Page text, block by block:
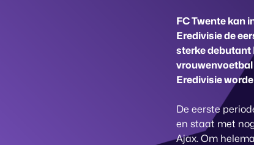
FC Twente kan
Eredivisie de
sterke debutant
vrouwenvoetbal
Eredivisie
De eerste
en staat met
Ajax. Om